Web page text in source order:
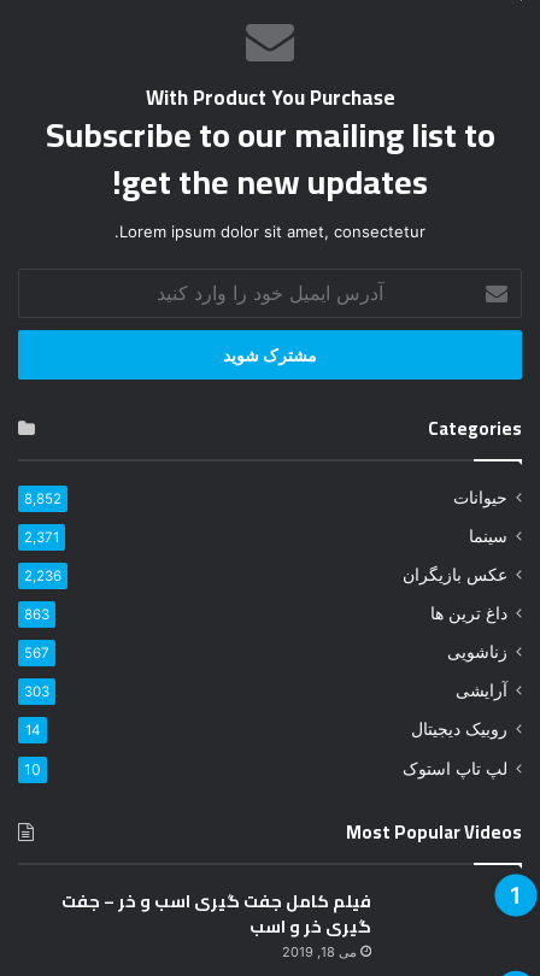
With Product You Purchase
Subscribe to our mailing list to
get the new updates!
Lorem ipsum dolor sit amet, consectetur.
ر
ا
م
ی
خ
و
ر
ا
ا
ر
ک
ن
Categories
حیوانات 8,852
سینما 2,371
عکس بازیگران 2,236
داغ ترین ها 863
زناشویی 567
آرایشی 303
روبیک دیجیتال 14
لپ تاپ استوک 10
Most Popular Videos
فیلم کامل جفت گیری اسب و خر – جفت
گیری خر و اسب
می 18, 2019